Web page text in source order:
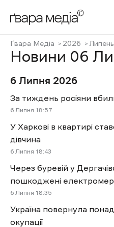
Ґвара Медіа 2026 Липень
Новини 06
6 Липня 2026
За тиждень росіяни
6 Липня 18:57
У Харкові в квартирі
дівчина
6 Липня 18:43
Через буревій у
пошкоджені
6 Липня 18:35
Україна повернула понад
окупації